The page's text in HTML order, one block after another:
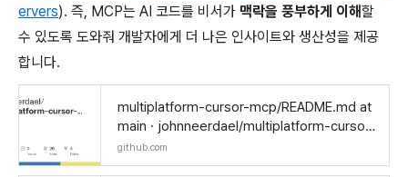
ervers). 즉, MCP는 AI 코드를 비서가 맥락을 풍부하게 이해할
수 있도록 도와줘 개발자에게 더 나은 인사이트와 생산성을 제공
합니다.
multiplatform-cursor-mcp/README.md at
main · johnneerdael/multiplatform-cursor-
mcp
github.com